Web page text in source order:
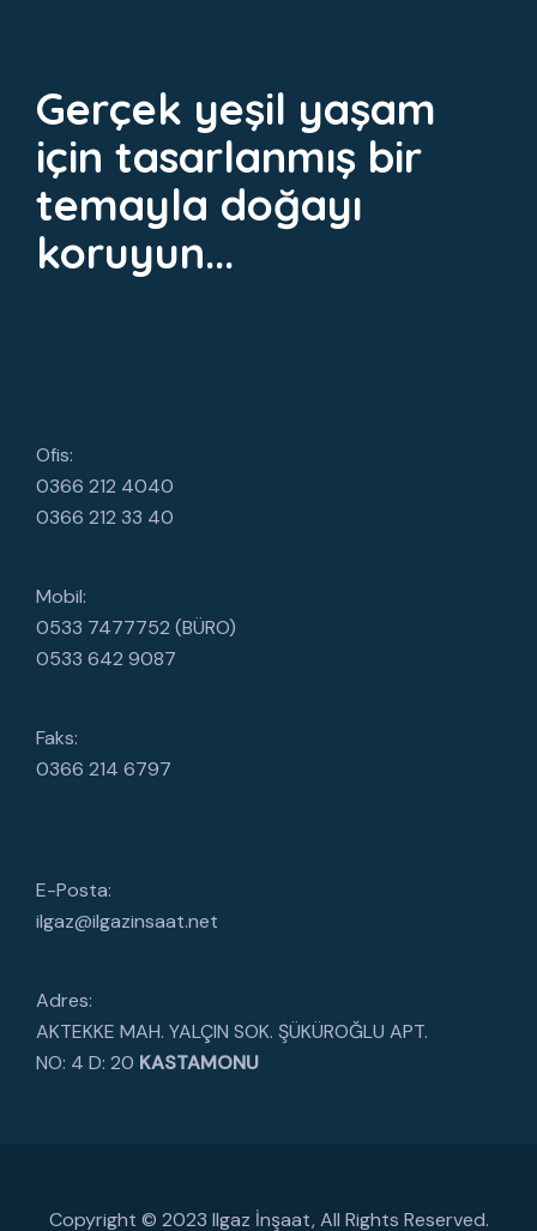
Gerçek yeşil yaşam
için tasarlanmış bir
temayla doğayı
koruyun...
Ofis:
0366 212 4040
0366 212 33 40
Mobil:
0533 7477752 (BÜRO)
0533 642 9087
Faks:
0366 214 6797
E-Posta:
ilgaz@ilgazinsaat.net
Adres:
AKTEKKE MAH. YALÇIN SOK. ŞÜKÜROĞLU APT.
NO: 4 D: 20 KASTAMONU
Copyright © 2023 Ilgaz İnşaat, All Rights Reserved.